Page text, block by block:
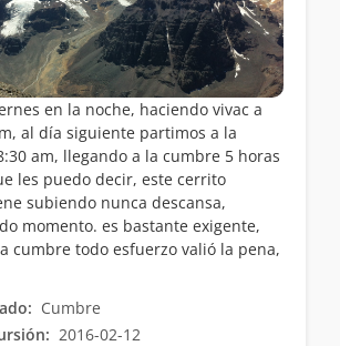
en la noche, haciendo vivac a
al día siguiente partimos a la
am, llegando a la cumbre 5 horas
les puedo decir, este cerrito
subiendo nunca descansa,
momento. es bastante exigente,
cumbre todo esfuerzo valió la pena,
Cumbre
2016-02-12